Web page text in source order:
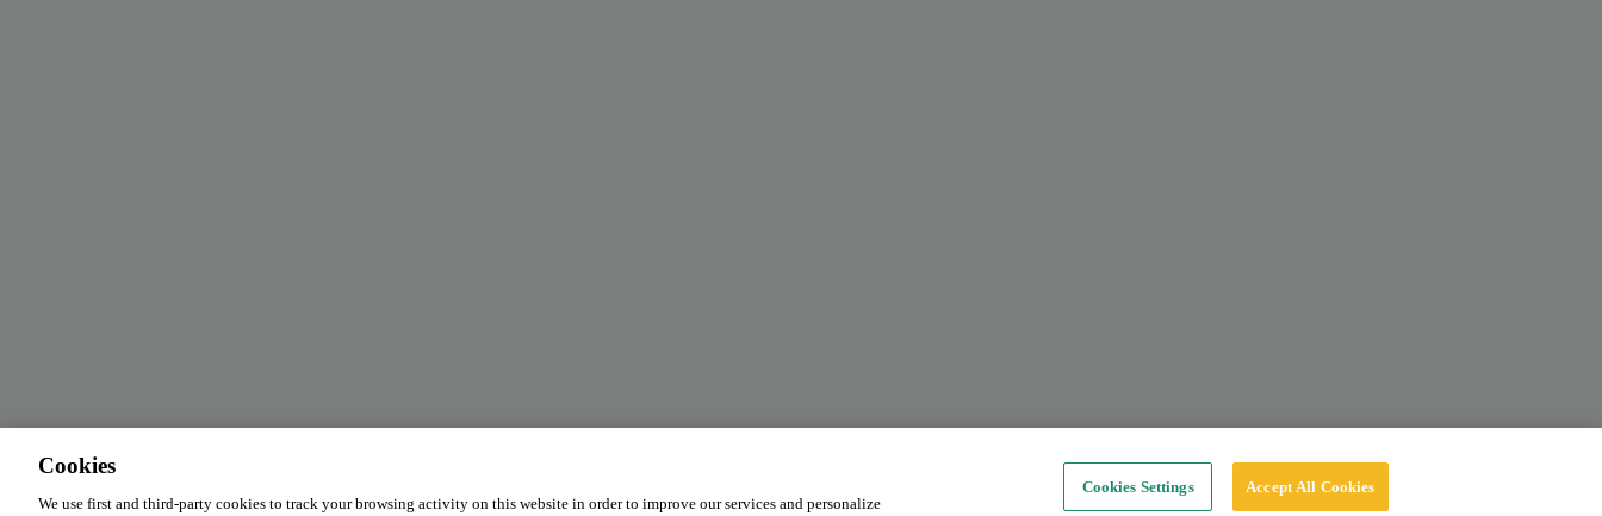
Cookies
We use first and third-party cookies to track your browsing activity on this website in order to improve our services and personalize
Cookies Settings Accept All Cookies